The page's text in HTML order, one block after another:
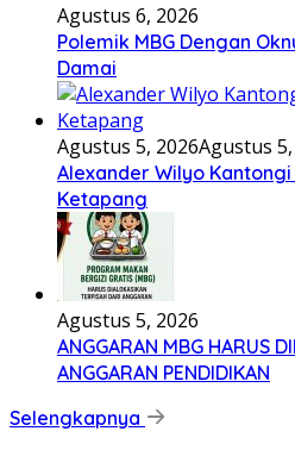
Agustus 6, 2026
Polemik MBG Dengan
Damai
Agustus 5, 2026Agustus
Alexander Wilyo Kantongi
Ketapang
Agustus 5, 2026
ANGGARAN MBG HARUS
ANGGARAN PENDIDIKAN
Selengkapnya